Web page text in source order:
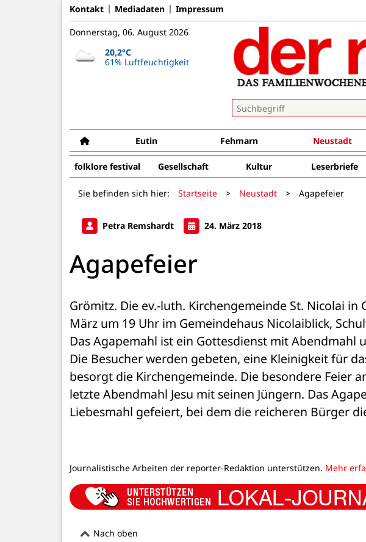
Kontakt Mediadaten Impressum
Donnerstag, 06. August 2026
20,2°C
61% Luftfeuchtigkeit
Eutin Fehmarn Neustadt
folklore festival Gesellschaft Kultur Leserbriefe
Sie befinden sich hier: Startseite > Neustadt > Agapefeier
Petra Remshardt 24. März 2018
Agapefeier
Grömitz. Die ev.-luth. Kirchengemeinde St. Nicolai
März um 19 Uhr im Gemeindehaus Nicolaiblick,
Das Agapemahl ist ein Gottesdienst mit Abendmahl
Die Besucher werden gebeten, eine Kleinigkeit für
besorgt die Kirchengemeinde. Die besondere Feier
letzte Abendmahl Jesu mit seinen Jüngern. Das
Liebesmahl gefeiert, bei dem die reicheren Bürger
Journalistische Arbeiten der reporter-Redaktion unterstützen. Mehr
Nach oben